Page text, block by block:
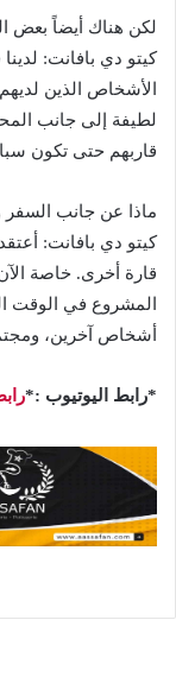
لكن هناك أيضاً بعض
كيتو دي بافانت:
الأشخاص الذين
لطيفة إلى جانب
قاربهم حتى تكون
ماذا عن جانب
كيتو دي بافانت:
قارة أخرى. خاصة
المشروع في الوقت
أشخاص آخرين،
*رابط اليوتيوب :*